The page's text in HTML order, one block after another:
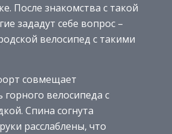
После знакомства с такой
зададут себе вопрос –
велосипед с такими
совмещает
велосипеда с
Спина согнута
расслаблены, что